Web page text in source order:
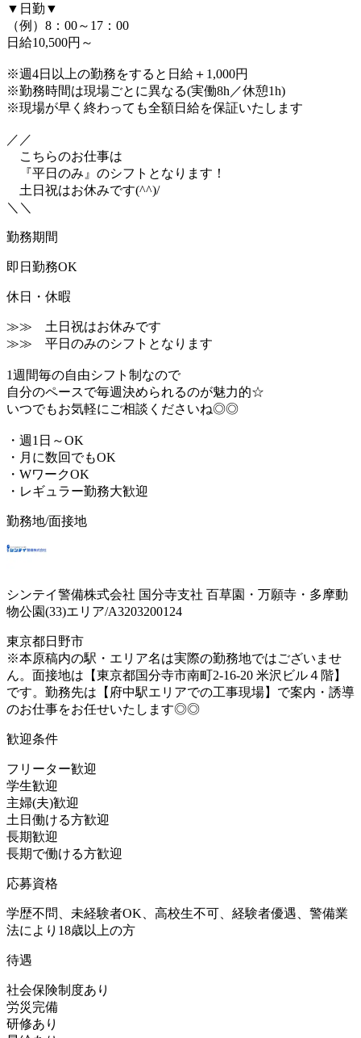
▼日勤▼
（例）8：00～17：00
日給10,500円～
※週4日以上の勤務をすると日給＋1,000円
※勤務時間は現場ごとに異なる(実働8h／休憩1h)
※現場が早く終わっても全額日給を保証いたします
／／
こちらのお仕事は
『平日のみ』のシフトとなります！
土日祝はお休みです(^^)/
＼＼
勤務期間
即日勤務OK
休日・休暇
≫≫ 土日祝はお休みです
≫≫ 平日のみのシフトとなります
1週間毎の自由シフト制なので
自分のペースで毎週決められるのが魅力的☆
いつでもお気軽にご相談くださいね◎◎
・週1日～OK
・月に数回でもOK
・WワークOK
・レギュラー勤務大歓迎
勤務地/面接地
シンテイ警備株式会社 国分寺支社 百草園・万願寺・多摩動
物公園(33)エリア/A3203200124
東京都日野市
※本原稿内の駅・エリア名は実際の勤務地ではございませ
ん。面接地は【東京都国分寺市南町2-16-20 米沢ビル４階】
です。勤務先は【府中駅エリアでの工事現場】で案内・誘導
のお仕事をお任せいたします◎◎
歓迎条件
フリーター歓迎
学生歓迎
主婦(夫)歓迎
土日働ける方歓迎
長期歓迎
長期で働ける方歓迎
応募資格
学歴不問、未経験者OK、高校生不可、経験者優遇、警備業
法により18歳以上の方
待遇
社会保険制度あり
労災完備
研修あり